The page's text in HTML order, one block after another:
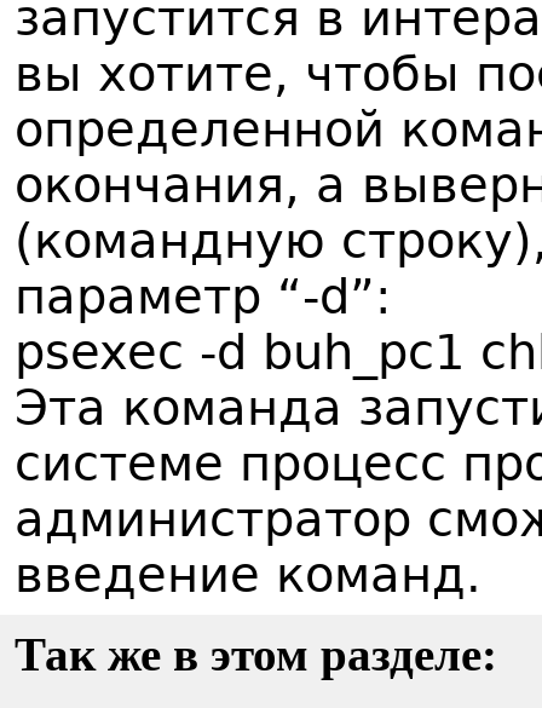
запустится в
вы хотите, чтобы
определенной
окончания, а
(командную
параметр “-d”:
psexec -d buh_pc1
Эта команда
системе процесс
администратор
введение команд.
Так же в этом разделе: